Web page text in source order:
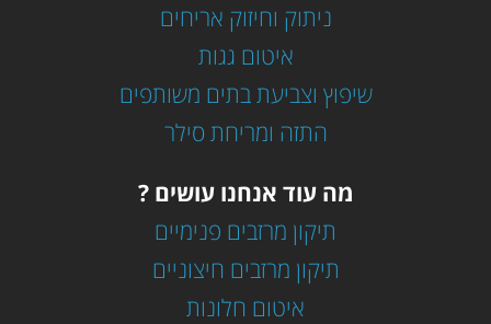
ניתוק וחיזוק אריחים
איטום גגות
שיפוץ וצביעת בתים משותפים
התזה ומריחת סילר
מה עוד אנחנו עושים ?
תיקון מרזבים פנימיים
תיקון מרזבים חיצוניים
איטום חלונות